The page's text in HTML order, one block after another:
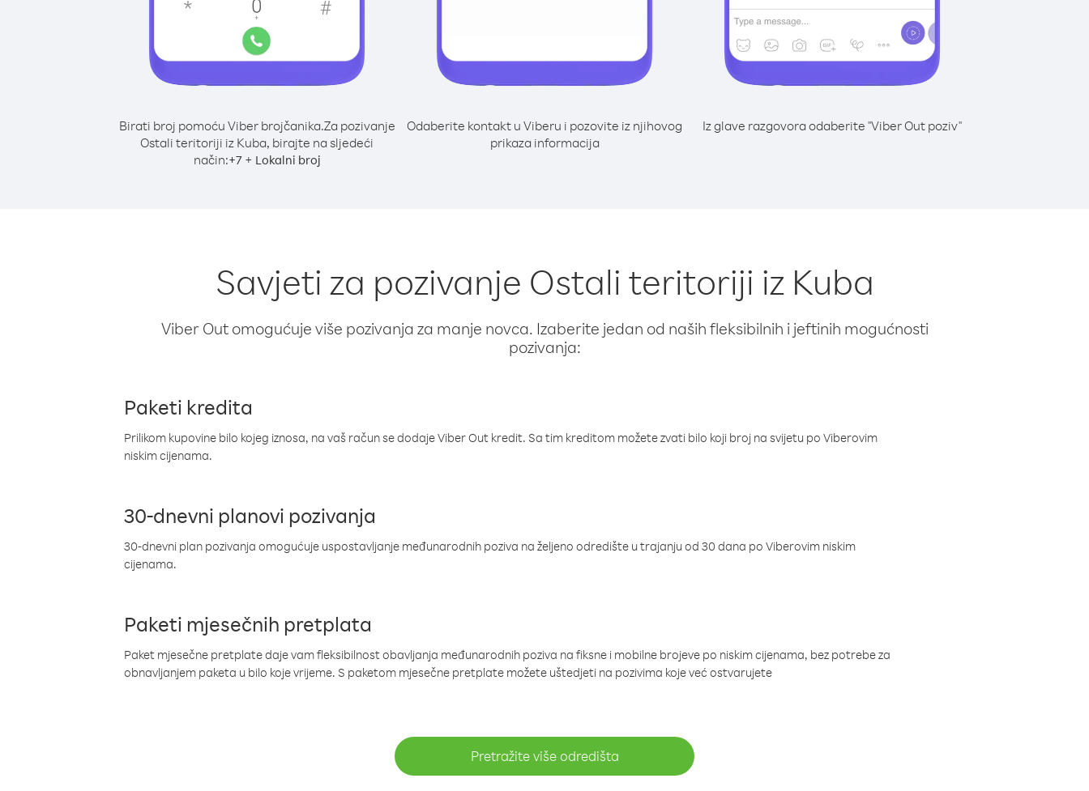
Birati broj pomoću Viber brojčanika.Za pozivanje
Ostali teritoriji iz Kuba, birajte na sljedeći
način:+7+ Lokalni broj
Odaberite kontakt u Viberu i pozovite iz njihovog
prikaza informacija
Iz glave razgovora odaberite "Viber Out poziv"
Savjeti za pozivanje Ostali teritoriji iz Kuba
Viber Out omogućuje više pozivanja za manje novca. Izaberite jedan od naših fleksibilnih i jeftinih mogućnosti
pozivanja:
Paketi kredita
Prilikom kupovine bilo kojeg iznosa, na vaš račun se dodaje Viber Out kredit. Sa tim kreditom možete zvati bilo koji broj na svijetu po Viberovim
niskim cijenama.
30-dnevni planovi pozivanja
30-dnevni plan pozivanja omogućuje uspostavljanje međunarodnih poziva na željeno odredište u trajanju od 30 dana po Viberovim niskim
cijenama.
Paketi mjesečnih pretplata
Paket mjesečne pretplate daje vam fleksibilnost obavljanja međunarodnih poziva na fiksne i mobilne brojeve po niskim cijenama, bez potrebe za
obnavljanjem paketa u bilo koje vrijeme. S paketom mjesečne pretplate možete uštedjeti na pozivima koje već ostvarujete
Pretražite više odredišta